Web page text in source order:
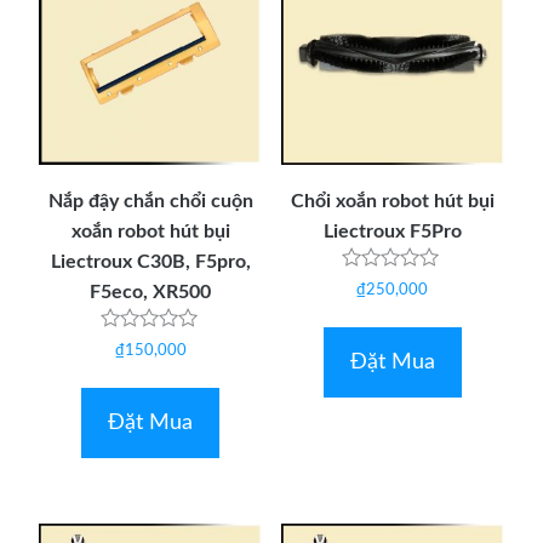
Nắp đậy chắn chổi cuộn
xoắn robot hút bụi
Liectroux C30B, F5pro,
F5eco, XR500
Được
xếp
5
sao
₫ 150,000
Đặt Mua
Chổi xoắn robot hút bụi
Liectroux F5Pro
Được
xếp
5
sao
₫250,000
Đặt Mua